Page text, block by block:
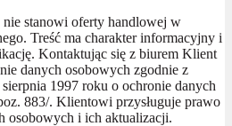
nie stanowi oferty handlowej w
Treść ma charakter informacyjny i
Kontaktując się z biurem Klient
danych osobowych zgodnie z
1997 roku o ochronie danych
883/. Klientowi przysługuje prawo
osobowych i ich aktualizacji.